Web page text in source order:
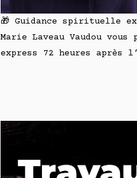
🎁 Guidance spirituelle
Marie Laveau Vaudou
express 72 heures après